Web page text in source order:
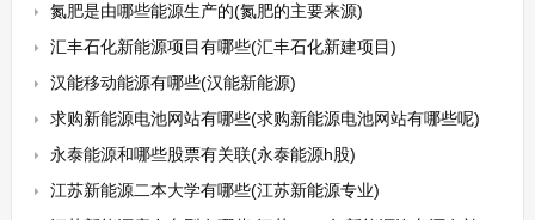
氮肥是由哪些能源生产的(氮肥的主要来源)
汇丰石化新能源项目有哪些(汇丰石化新建项目)
汉能移动能源有哪些(汉能新能源)
求购新能源电池网站有哪些(求购新能源电池网站有哪些呢)
永泰能源和哪些股票有关联(永泰能源h股)
江苏新能源二本大学有哪些(江苏新能源专业)